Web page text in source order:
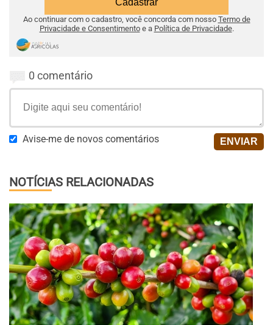
Ao continuar com o cadastro, você concorda com nosso Termo de
Privacidade e Consentimentoe a Política de Privacidade.
0 comentário
Avise-me de novos comentários
NOTÍCIAS RELACIONADAS